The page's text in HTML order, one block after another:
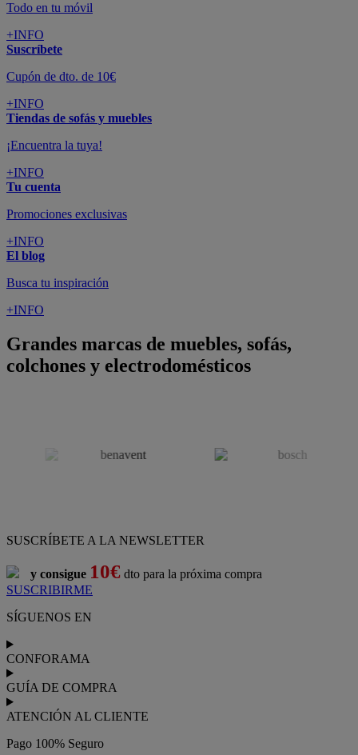
Todo en tu móvil
+INFO
Suscríbete
Cupón de dto. de 10€
+INFO
Tiendas de sofás y muebles
¡Encuentra la tuya!
+INFO
Tu cuenta
Promociones exclusivas
+INFO
El blog
Busca tu inspiración
+INFO
Grandes marcas de muebles, sofás,
colchones y electrodomésticos
SUSCRÍBETE A LA NEWSLETTER
y consigue 10€ dto para la próxima compra
SUSCRIBIRME
SÍGUENOS EN
CONFORAMA
GUÍA DE COMPRA
ATENCIÓN AL CLIENTE
Pago 100% Seguro